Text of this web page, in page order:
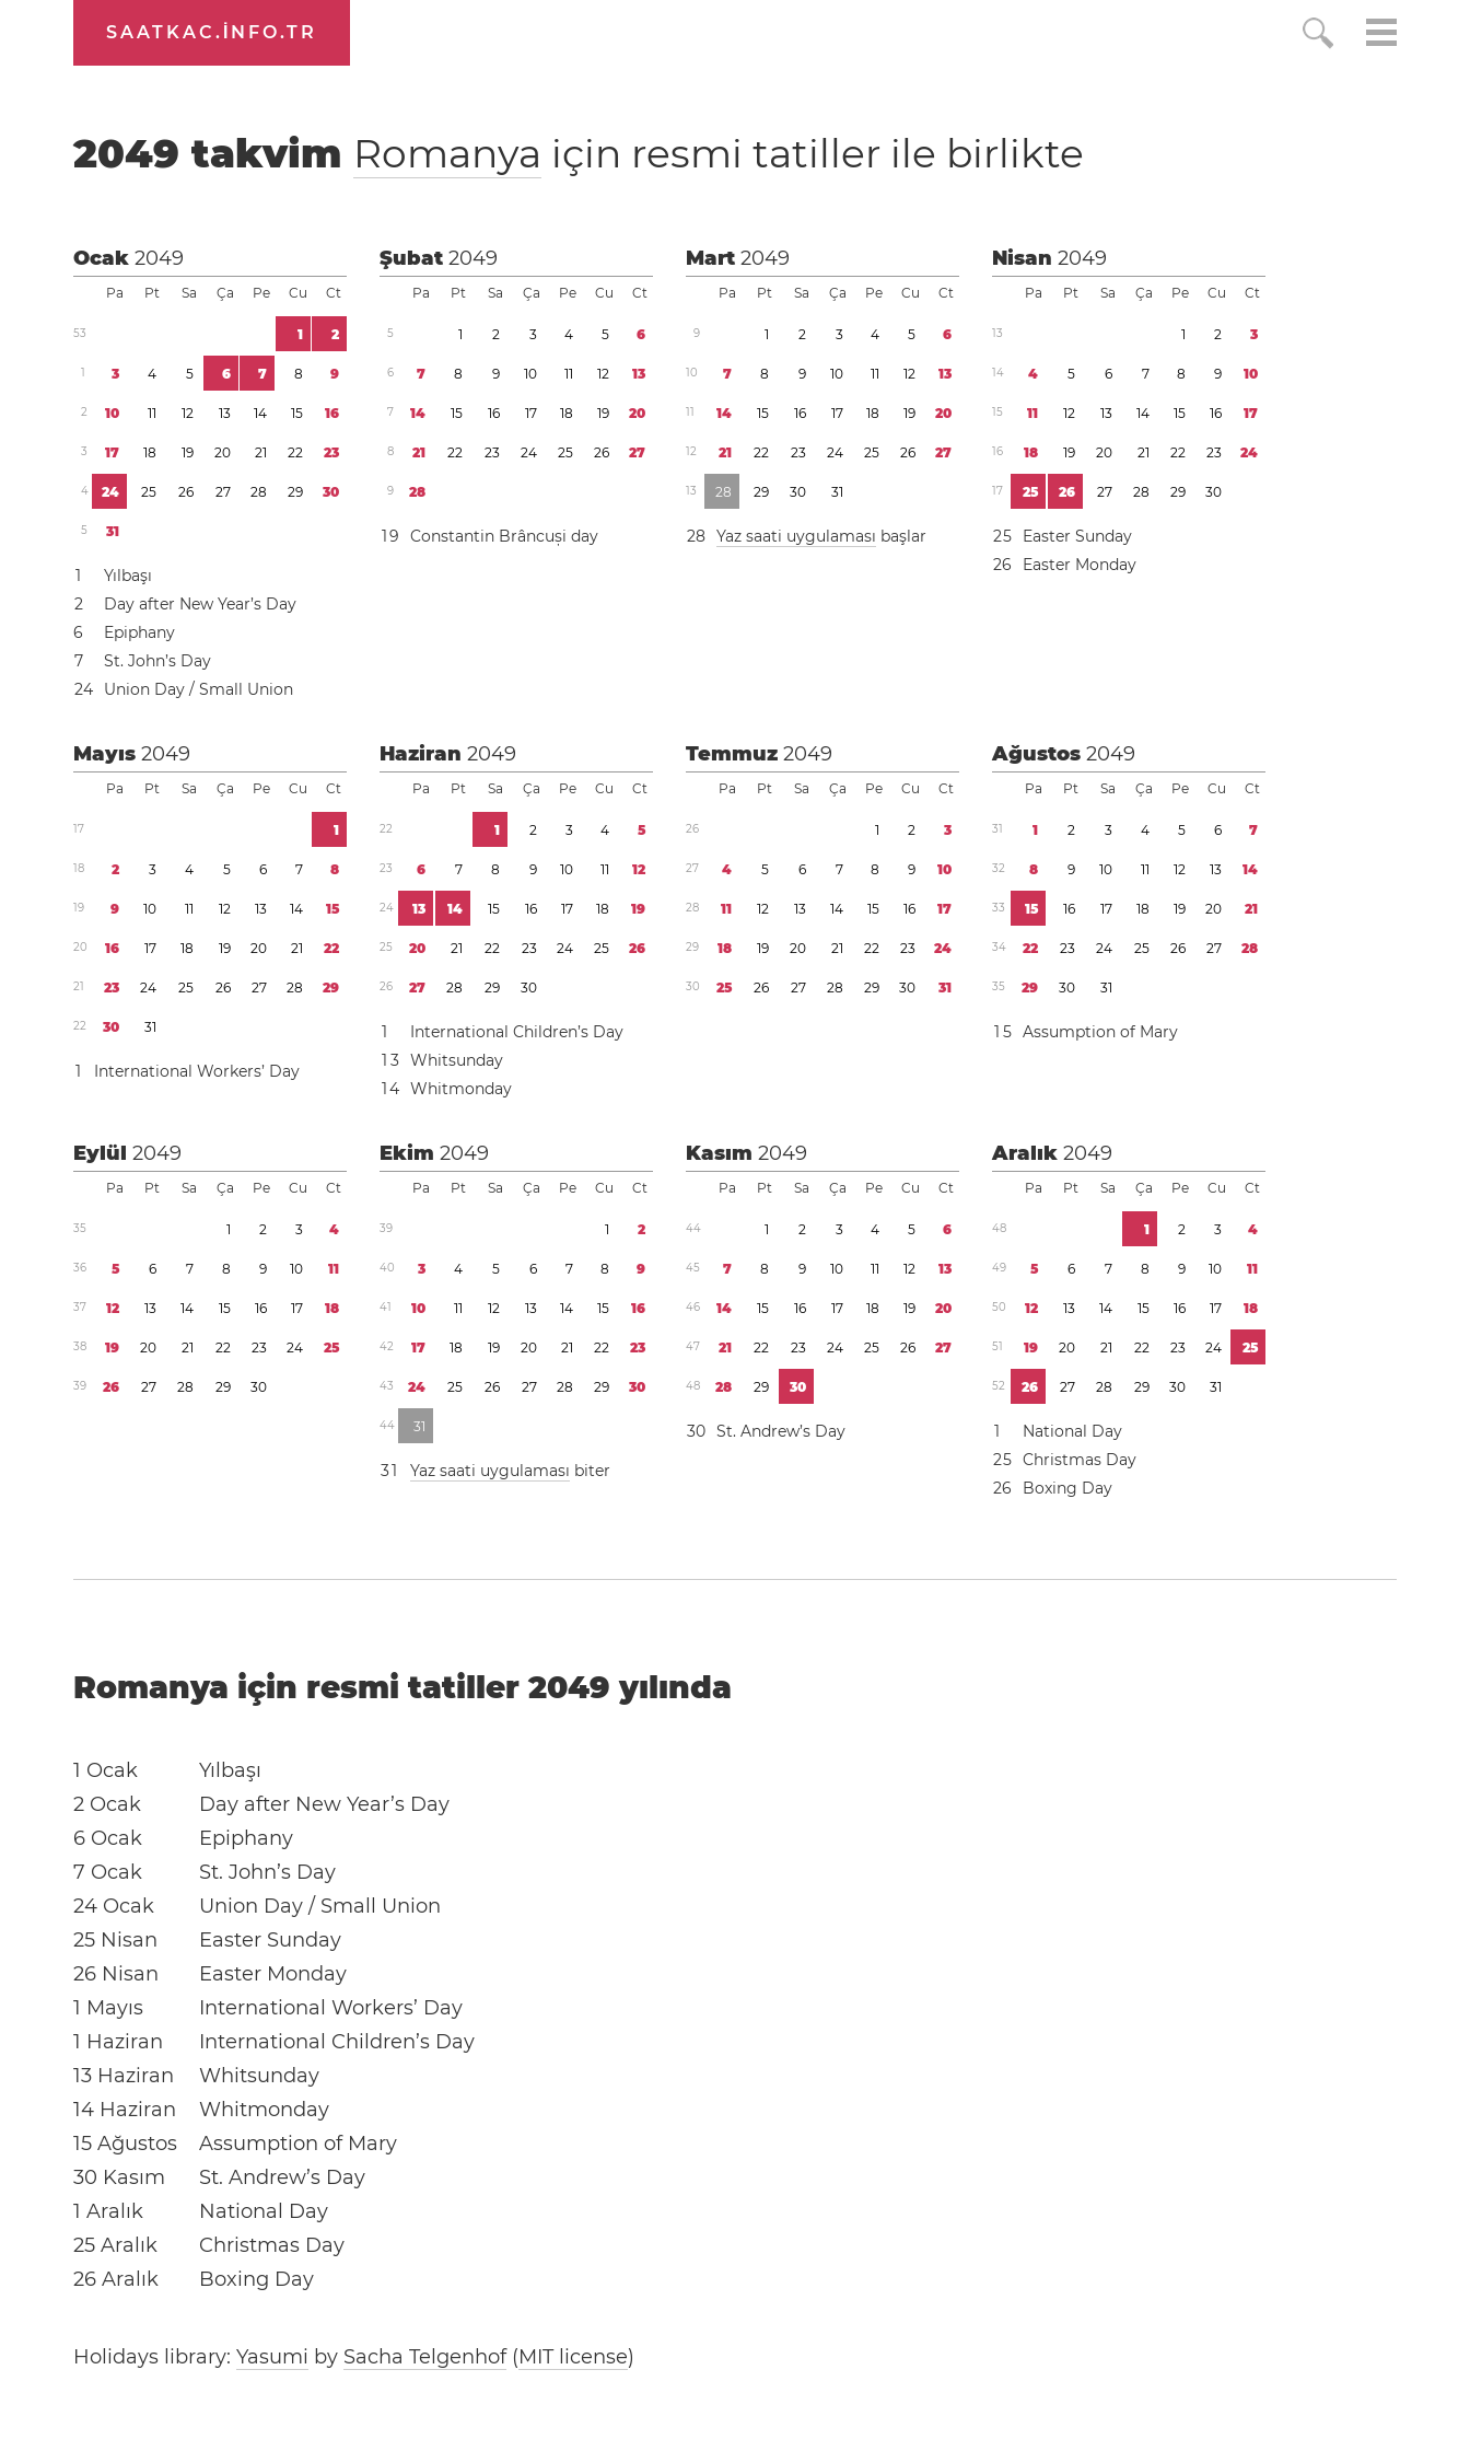
SAATKAC.INFO.TR
2049 takvim Romanya için resmi tatiller ile birlikte
Ocak2049
Pa Pt Sa Ça Pe Cu Ct
53 1 2
1 3 4 5 6 7 8 9
2 10 11 12 13 14 15 16
3 17 18 19 20 21 22 23
4 24 25 26 27 28 29 30
5 31
1
Yılbaşı
2
Day after New Year’s Day
6
Epiphany
7
St. John’s Day
24 Union Day / Small Union
Şubat2049
Pa Pt Sa Ça Pe Cu Ct
5 1 2 3 4 5 6
6 7 8 9 10 11 12 13
7 14 15 16 17 18 19 20
8 21 22 23 24 25 26 27
9 28
19 Constantin Brâncuși day
Mart2049
Pa Pt Sa Ça Pe Cu Ct
9 1 2 3 4 5 6
10 7 8 9 10 11 12 13
11 14 15 16 17 18 19 20
12 21 22 23 24 25 26 27
13 28 29 30 31
28 Yaz saati uygulaması başlar
Nisan2049
Pa Pt Sa Ça Pe Cu Ct
13 1 2 3
14 4 5 6 7 8 9 10
15 11 12 13 14 15 16 17
16 18 19 20 21 22 23 24
17 25 26 27 28 29 30
25
Easter Sunday
26 Easter Monday
Mayıs2049
Pa Pt Sa Ça Pe Cu Ct
17 1
18 2 3 4 5 6 7 8
19 9 10 11 12 13 14 15
20 16 17 18 19 20 21 22
21 23 24 25 26 27 28 29
22 30 31
1 International Workers’ Day
Haziran2049
Pa Pt Sa Ça Pe Cu Ct
22 1 2 3 4 5
23 6 7 8 9 10 11 12
24 13 14 15 16 17 18 19
25 20 21 22 23 24 25 26
26 27 28 29 30
1
International Children’s Day
1 3 Whitsunday
14 Whitmonday
Temmuz2049
Pa Pt Sa Ça Pe Cu Ct
26 1 2 3
27 4 5 6 7 8 9 10
28 11 12 13 14 15 16 17
29 18 19 20 21 22 23 24
30 25 26 27 28 29 30 31
Ağustos2049
Pa Pt Sa Ça Pe Cu Ct
31 1 2 3 4 5 6 7
32 8 9 10 11 12 13 14
33 15 16 17 18 19 20 21
34 22 23 24 25 26 27 28
35 29 30 31
1 5 Assumption of Mary
Eylül2049
Pa Pt Sa Ça Pe Cu Ct
35 1 2 3 4
36 5 6 7 8 9 10 11
37 12 13 14 15 16 17 18
38 19 20 21 22 23 24 25
39 26 27 28 29 30
Ekim2049
Pa Pt Sa Ça Pe Cu Ct
39 1 2
40 3 4 5 6 7 8 9
41 10 11 12 13 14 15 16
42 17 18 19 20 21 22 23
43 24 25 26 27 28 29 30
44 31
31 Yaz saati uygulaması biter
Kasım2049
Pa Pt Sa Ça Pe Cu Ct
44 1 2 3 4 5 6
45 7 8 9 10 11 12 13
46 14 15 16 17 18 19 20
47 21 22 23 24 25 26 27
48 28 29 30
30 St. Andrew’s Day
Aralık2049
Pa Pt Sa Ça Pe Cu Ct
48 1 2 3 4
49 5 6 7 8 9 10 11
50 12 13 14 15 16 17 18
51 19 20 21 22 23 24 25
52 26 27 28 29 30 31
1
National Day
25 Christmas Day
26 Boxing Day
Romanya için resmi tatiller 2049 yılında
1 Ocak
Yılbaşı
2 Ocak
Day after New Year’s Day
6 Ocak
Epiphany
7 Ocak
St. John’s Day
24 Ocak
Union Day / Small Union
25 Nisan
Easter Sunday
26 Nisan
Easter Monday
1 Mayıs
International Workers’ Day
1 Haziran
International Children’s Day
13 Haziran
Whitsunday
14 Haziran
Whitmonday
15 Ağustos
Assumption of Mary
30 Kasım
St. Andrew’s Day
1 Aralık
National Day
25 Aralık
Christmas Day
26 Aralık
Boxing Day
Holidays library:Yasumi by Sacha Telgenhof(MIT license)